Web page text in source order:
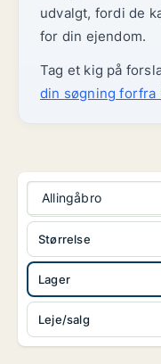
udvalgt, fordi de
for din ejendom.
Tag et kig på
din søgning forfra
Allingåbro
Lager
Leje/salg
Størrelse